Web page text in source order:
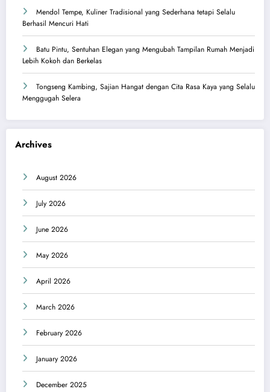
Mendol Tempe, Kuliner Tradisional yang Sederhana tetapi Selalu
Berhasil Mencuri Hati
Batu Pintu, Sentuhan Elegan yang Mengubah Tampilan Rumah Menjadi
Lebih Kokoh dan Berkelas
Tongseng Kambing, Sajian Hangat dengan Cita Rasa Kaya yang Selalu
Menggugah Selera
Archives
August 2026
July 2026
June 2026
May 2026
April 2026
March 2026
February 2026
January 2026
December 2025